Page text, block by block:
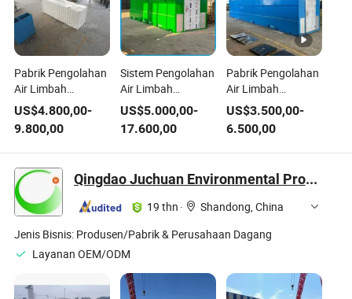
Pabrik Pengolahan
Air Limbah
Terintegrasi
Otomatis Penuh
Ramah Lingkungan
untuk Komunitas
Rumah Tinggal dan
Gedung Bisnis
US$4.800,00-
9.800,00
Sistem Pengolahan
Air Limbah
Domestik
Terdesentralisasi
untuk Desa, Pabrik
Pengolahan Air
Modular, Instalasi
Mudah
US$5.000,00-
17.600,00
Pabrik Pengolahan
Air Limbah
Terintegrasi Ramah
Lingkungan dan
Hemat Ruang
untuk Peternakan
dan Air Limbah
Industri
US$3.500,00-
6.500,00
Qingdao Juchuan Environmental Protection Technology Co., Ltd.
19 thn ·
Shandong, China
Jenis Bisnis: Produsen/Pabrik & Perusahaan Dagang
Layanan OEM/ODM